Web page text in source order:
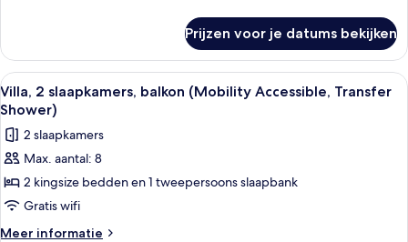
In
Shower)
laden
2
slaapkamers,
balkon
(Mobility
Accessible,
Roll-
In
Prijzen voor je datums bekijken
Alle
foto's
voor
Villa,
2
slaapkamers,
balkon
(Mobility
Een moderne keuken met
12
Villa, 2 slaapkamers, balkon (Mobility Accessible, Transfer
Shower)
2 slaapkamers
Max. aantal: 8
2 kingsize bedden en 1 tweepersoons slaapbank
Gratis wifi
Meer informatie
Meer